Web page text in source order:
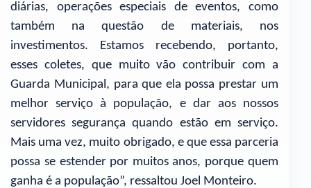
diárias, operações especiais de eventos, como
também na questão de materiais, nos
investimentos. Estamos recebendo, portanto,
esses coletes, que muito vão contribuir com a
Guarda Municipal, para que ela possa prestar um
melhor serviço à população, e dar aos nossos
servidores segurança quando estão em serviço.
Mais uma vez, muito obrigado, e que essa parceria
possa se estender por muitos anos, porque quem
ganha é a população”, ressaltou Joel Monteiro.